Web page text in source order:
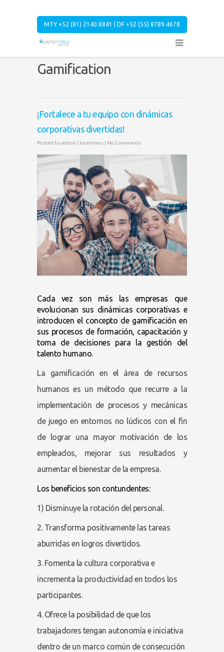
MTY +52 (81) 2140.8841 | DF +52 (55) 8789.4678
Gamification
¡Fortalece a tu equipo con dinámicas
corporativas divertidas!
Posted byadmin | Incentivos | No Comments
Cada vez son más las empresas que
evolucionan sus dinámicas corporativas e
introducen el concepto de gamificación en
sus procesos de formación, capacitación y
toma de decisiones para la gestión del
talento humano.
La gamificación en el área de recursos
humanos es un método que recurre a la
implementación de procesos y mecánicas
de juego en entornos no lúdicos con el fin
de lograr una mayor motivación de los
empleados, mejorar sus resultados y
aumentar el bienestar de la empresa.
Los beneficios son contundentes:
1) Disminuye la rotación del personal.
2. Transforma positivamente las tareas
aburridas en logros divertidos.
3. Fomenta la cultura corporativa e
incrementa la productividad en todos los
participantes.
4. Ofrece la posibilidad de que los
trabajadores tengan autonomía e iniciativa
dentro de un marco común de consecución